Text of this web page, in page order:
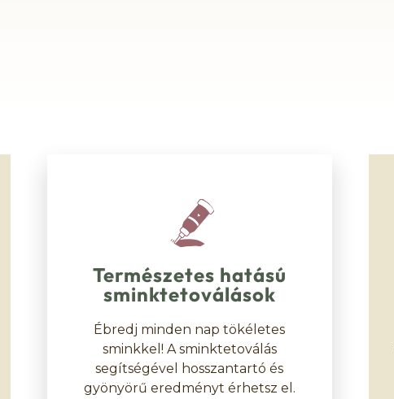
Természetes hatású
sminktetoválások
Ébredj minden nap tökéletes
sminkkel! A sminktetoválás
segítségével hosszantartó és
gyönyörű eredményt érhetsz el.